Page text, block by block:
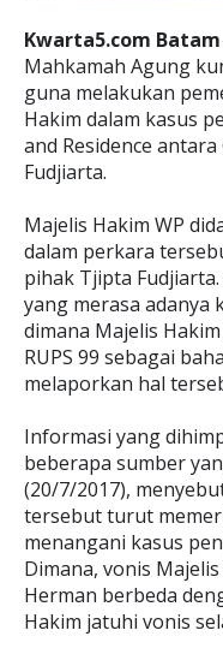
Kwarta5.com Batam
Mahkamah Agung
guna melakukan
Hakim dalam kasus
and Residence
Fudjiarta.
Majelis Hakim WP
dalam perkara
pihak Tjipta
yang merasa adanya
dimana Majelis
RUPS 99 sebagai
melaporkan hal
Informasi yang
beberapa sumber
(20/7/2017),
tersebut turut
menangani kasus
Dimana, vonis
Herman berbeda
Hakim jatuhi vonis